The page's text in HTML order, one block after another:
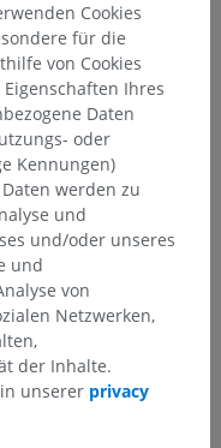
Übersetzung oder
Cookies
für die
von Cookies
Ihres
Daten
oder
Kennungen)
werden zu
und
und/oder unseres
und
von
Netzwerken,
der Inhalte.
unserer privacy